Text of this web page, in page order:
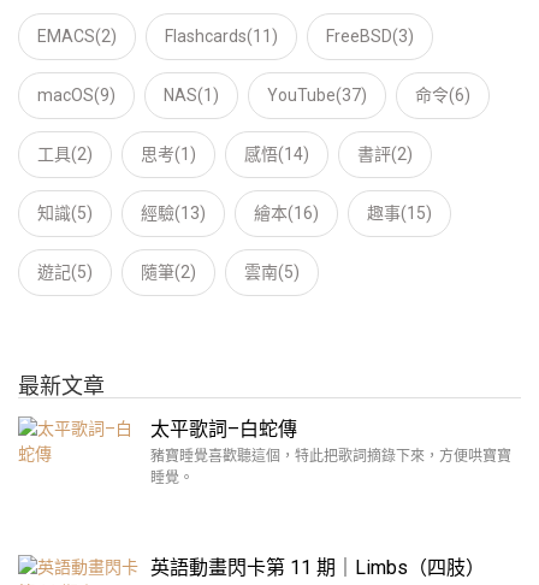
EMACS(2) Flashcards(11) FreeBSD(3)
macOS(9) NAS(1) YouTube(37) 命令(6)
工具(2) 思考(1) 感悟(14) 書評(2)
知識(5) 經驗(13) 繪本(16) 趣事(15)
遊記(5) 隨筆(2) 雲南(5)
最新文章
太平歌詞–白蛇傳
豬寶睡覺喜歡聽這個，特此把歌詞摘錄下來，方便哄寶寶
睡覺。
英語動畫閃卡第 11 期｜Limbs（四肢）